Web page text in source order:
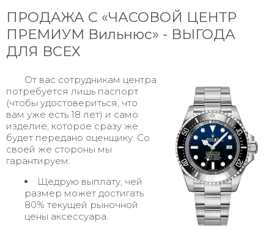
ПРОДАЖА С «ЧАСОВОЙ ЦЕНТР
ПРЕМИУМ Вильнюс» - ВЫГОДА
ДЛЯ ВСЕХ
От вас сотрудникам центра
потребуется лишь паспорт
(чтобы удостовериться, что
вам уже есть 18 лет) и само
изделие, которое сразу же
будет передано оценщику. Со
своей же стороны мы
гарантируем:
Щедрую выплату, чей
размер может достигать
80% текущей рыночной
цены аксессуара.